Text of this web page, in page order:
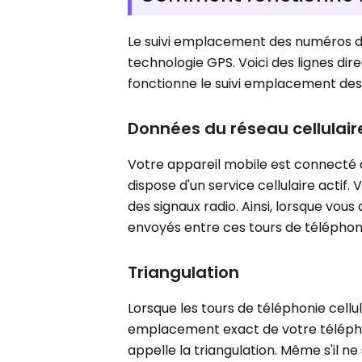
Le suivi emplacement des numéros
technologie GPS. Voici des lignes
fonctionne le suivi emplacement
Données du réseau
Votre appareil mobile est connecté
dispose d'un service cellulaire actif.
des signaux radio. Ainsi, lorsque
envoyés entre ces tours de
Triangulation
Lorsque les tours de téléphonie
emplacement exact de votre
appelle la triangulation. Même s'il